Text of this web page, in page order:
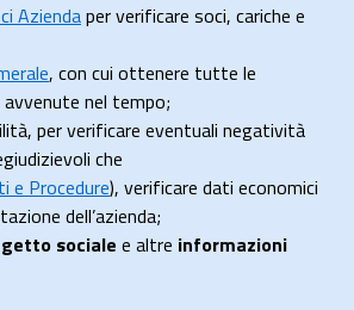
Aziendaper verificare soci, cariche e
, con cui ottenere tutte le
nel tempo;
, per verificare eventuali negatività
che
e Procedure), verificare dati economici
dell’azienda;
sociale e altre informazioni